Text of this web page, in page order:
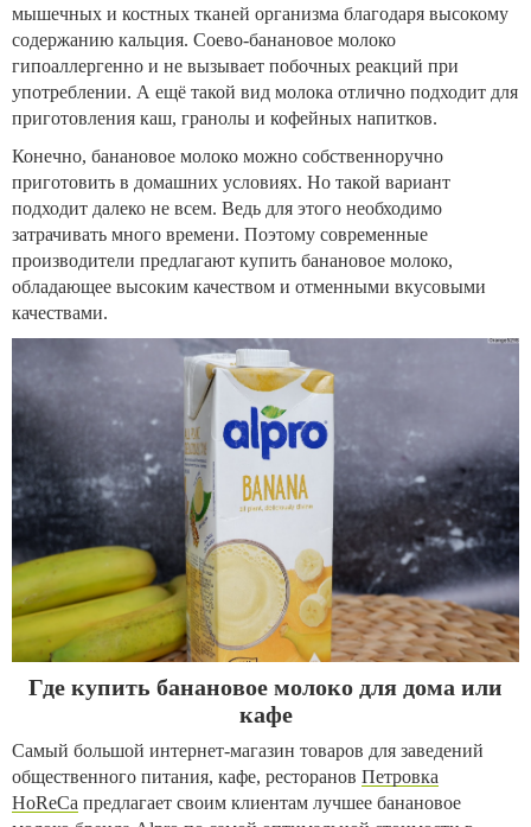
мышечных и костных тканей организма благодаря высокому
содержанию кальция. Соево-банановое молоко
гипоаллергенно и не вызывает побочных реакций при
употреблении. А ещё такой вид молока отлично подходит для
приготовления каш, гранолы и кофейных напитков.
Конечно, банановое молоко можно собственноручно
приготовить в домашних условиях. Но такой вариант
подходит далеко не всем. Ведь для этого необходимо
затрачивать много времени. Поэтому современные
производители предлагают купить банановое молоко,
обладающее высоким качеством и отменными вкусовыми
качествами.
Где купить банановое молоко для дома или
кафе
Самый большой интернет-магазин товаров для заведений
общественного питания, кафе, ресторанов Петровка
HoReCa предлагает своим клиентам лучшее банановое